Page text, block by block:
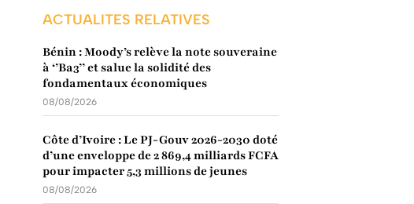
ACTUALITES RELATIVES
Bénin : Moody’s relève la note souveraine
à ‘’Ba3’’ et salue la solidité des
fondamentaux économiques
08/08/2026
Côte d’Ivoire : Le PJ-Gouv 2026-2030 doté
d’une enveloppe de 2 869,4 milliards FCFA
pour impacter 5,3 millions de jeunes
08/08/2026